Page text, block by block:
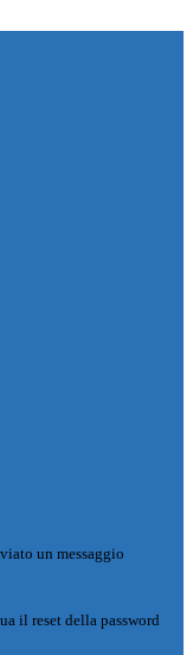
un messaggio
il reset della password